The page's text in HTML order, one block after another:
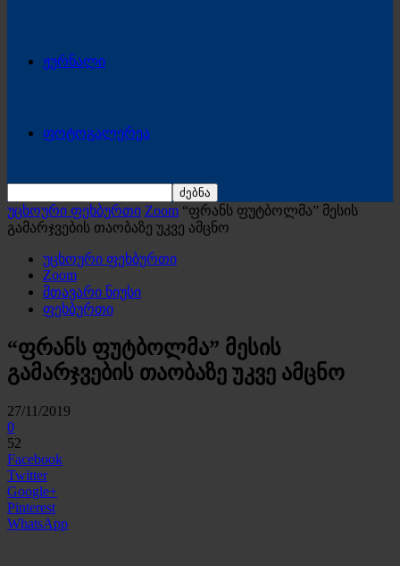
ჟურნალი
ფოტოგალერეა
უცხოური ფეხბურთი Zoom “ფრანს ფუტბოლმა” მესის
გამარჯვების თაობაზე უკვე ამცნო
უცხოური ფეხბურთი
Zoom
მთავარი ნიუსი
ფეხბურთი
“ფრანს ფუტბოლმა” მესის
გამარჯვების თაობაზე უკვე ამცნო
27/11/2019
0
52
Facebook
Twitter
Google+
Pinterest
WhatsApp